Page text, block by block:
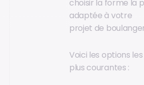
choisir la forme la
adaptée à votre
projet de
Voici les options les
plus courantes :